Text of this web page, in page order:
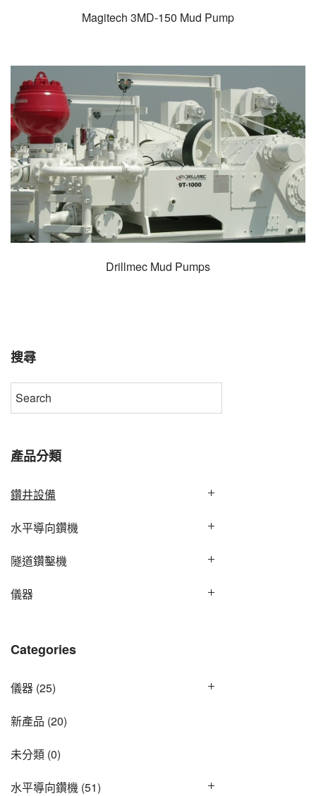
Magitech 3MD-150 Mud Pump
Drillmec Mud Pumps
搜尋
產品分類
鑽井設備
水平導向鑽機
隧道鑽鑿機
儀器
Categories
儀器 (25)
新產品 (20)
未分類 (0)
水平導向鑽機 (51)